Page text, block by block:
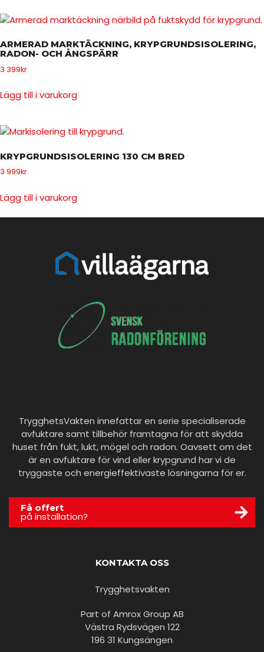
ARMERAD MARKTÄCKNING, KRYPGRUNDSISOLERING,
RADON- OCH ÅNGSPÄRR
3 399kr
Lägg till i varukorg
KRYPGRUNDSISOLERING 130 CM BRED
3 999kr
Lägg till i varukorg
TrygghetsVakten innefattar en serie specialiserade
avfuktare samt tillbehör framtagna för att skydda
huset från fukt, lukt, mögel och radon. Oavsett om det
är en avfuktare för vind eller krypgrund har vi de
tryggaste och energieffektivaste lösningarna för er.
Få offert
på installation?
KONTAKTA OSS
Trygghetsvakten
Part of Amrox Group AB
Västra Rydsvägen 122
196 31 Kungsängen